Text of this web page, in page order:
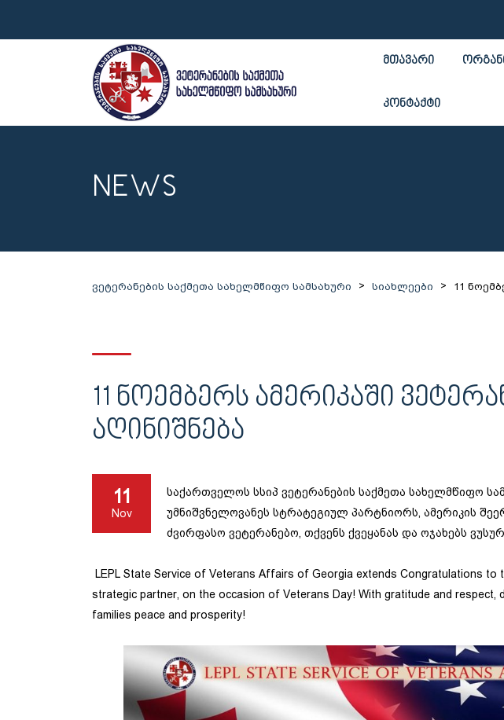
მთავარი
კონტაქტი
NEWS
ვეტერანების საქმეთა სახელმწიფო სამსახური > სიახლეები > 11
11 ᲜᲝᲔᲛᲑᲔᲠᲡ ᲐᲛᲔᲠᲘᲙᲐᲨᲘ
ᲐᲦᲘᲜᲘᲨᲜᲔᲑᲐ
11
Nov
საქართველოს სსიპ ვეტერანების საქმეთა სახელმწიფო
უმნიშვნელოვანეს სტრატეგიულ პარტნიორს, ამერიკის
ძვირფასო ვეტერანებო, თქვენს ქვეყანას და ოჯახებს
LEPL State Service of Veterans Affairs of Georgia extends Congratulations to
strategic partner, on the occasion of Veterans Day! With gratitude and respect,
families peace and prosperity!